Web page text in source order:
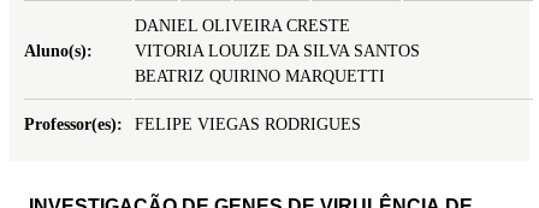
Aluno(s):
DANIEL OLIVEIRA CRESTE
VITORIA LOUIZE DA SILVA SANTOS
BEATRIZ QUIRINO MARQUETTI
Professor(es): FELIPE VIEGAS RODRIGUES